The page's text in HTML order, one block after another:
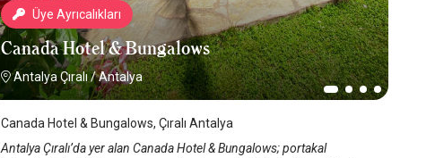
Üye Ayrıcalıkları
Canada Hotel & Bungalows
Antalya Çıralı /Antalya
Canada Hotel & Bungalows, Çıralı Antalya
Antalya Çıralı’da yer alan Canada Hotel & Bungalows; portakal